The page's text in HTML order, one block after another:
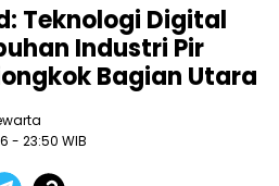
Teknologi Digital
Industri Pir
Bagian Utara
- 23:50 WIB